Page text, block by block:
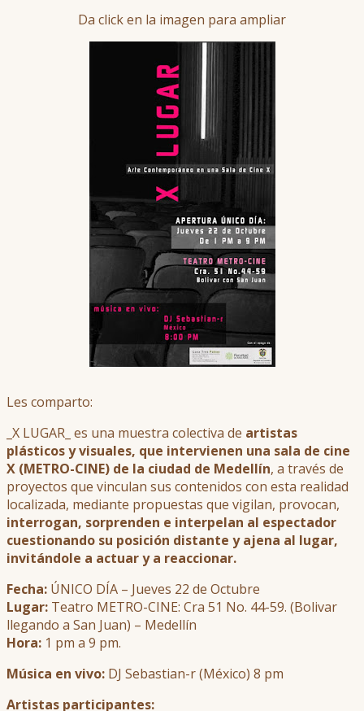
Da click en la imagen para ampliar
Les comparto:
_X LUGAR_ es una muestra colectiva de artistas
plásticos y visuales, que intervienen una sala de cine
X (METRO-CINE) de la ciudad de Medellín, a través de
proyectos que vinculan sus contenidos con esta realidad
localizada, mediante propuestas que vigilan, provocan,
interrogan, sorprenden e interpelan al espectador
cuestionando su posición distante y ajena al lugar,
invitándole a actuar y a reaccionar.
Fecha: ÚNICO DÍA – Jueves 22 de Octubre
Lugar: Teatro METRO-CINE: Cra 51 No. 44-59. (Bolivar
llegando a San Juan) – Medellín
Hora: 1 pm a 9 pm.
Música en vivo: DJ Sebastian-r (México) 8 pm
Artistas participantes: